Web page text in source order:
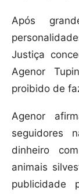
Após
Justiça
Agenor
proibido de
Agenor
seguidores
dinheiro
animais
publicidade